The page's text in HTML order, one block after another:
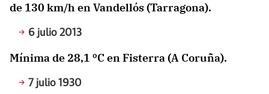
de 130 km/h en Vandellós (Tarragona).
6 julio 2013
Mínima de 28,1 ºC en Fisterra (A Coruña).
7 julio 1930